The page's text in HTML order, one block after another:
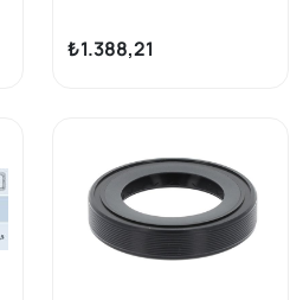
Citroen C1/C3/C4 C-
Elysee Cactus DS3 1.2 VTI
₺1.388,21